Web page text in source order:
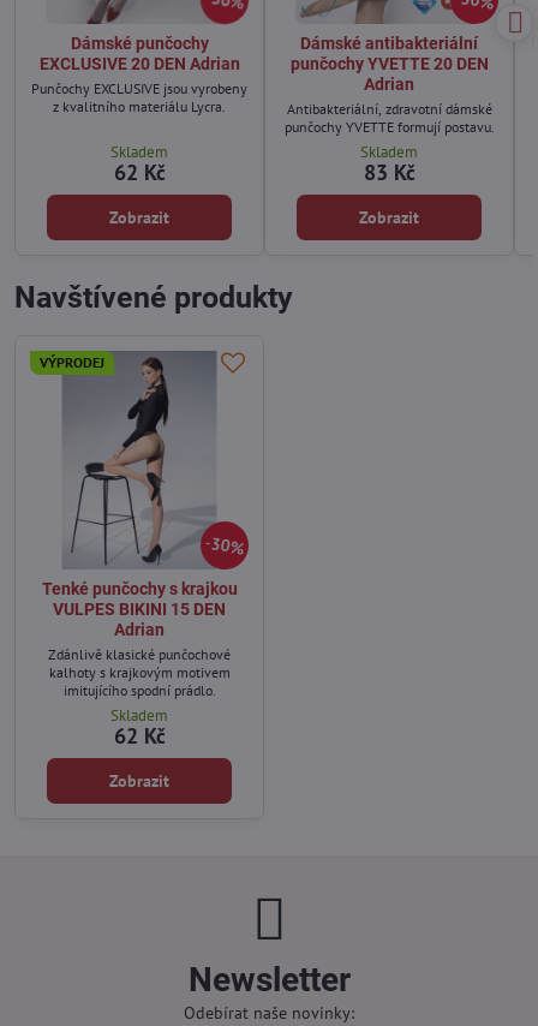
Dámské punčochy
EXCLUSIVE 20 DEN Adrian
Punčochy EXCLUSIVE jsou vyrobeny
z kvalitního materiálu Lycra.
Skladem
62 Kč
Zobrazit
Dámské antibakteriální
punčochy YVETTE 20 DEN
Adrian
Antibakteriální, zdravotní dámské
punčochy YVETTE formují postavu.
Skladem
83 Kč
Zobrazit
Navštívené produkty
30%
VÝPRODEJ
Tenké punčochy s krajkou
VULPES BIKINI 15 DEN
Adrian
Zdánlivě klasické punčochové
kalhoty s krajkovým motivem
imitujícího spodní prádlo.
Skladem
62 Kč
Zobrazit
Newsletter
Odebírat naše novinky: